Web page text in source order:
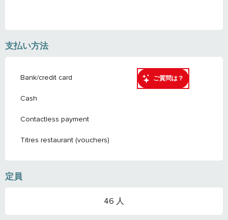
ご質問は？
支払い方法
Bank/credit card
Cash
Contactless payment
Titres restaurant (vouchers)
定員
46 人